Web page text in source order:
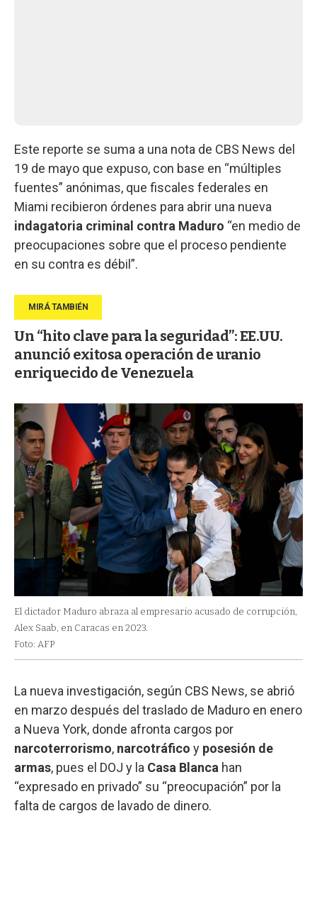
Este reporte se suma a una nota de CBS News del
19 de mayo que expuso, con base en “múltiples
fuentes” anónimas, que fiscales federales en
Miami recibieron órdenes para abrir una nueva
indagatoria criminal contra Maduro “en medio de
preocupaciones sobre que el proceso pendiente
en su contra es débil”.
Un “hito clave para la seguridad”: EE.UU.
anunció exitosa operación de uranio
enriquecido de Venezuela
El dictador Maduro abraza al empresario acusado de corrupción,
Alex Saab, en Caracas en 2023.
Foto: AFP
La nueva investigación, según CBS News, se abrió
en marzo después del traslado de Maduro en enero
a Nueva York, donde afronta cargos por
narcoterrorismo, narcotráfico y posesión de
armas, pues el DOJ y la Casa Blanca han
“expresado en privado” su “preocupación” por la
falta de cargos de lavado de dinero.